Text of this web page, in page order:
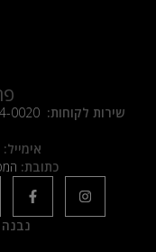
שירות לקוחות: 0020
אימייל:
כתובת: